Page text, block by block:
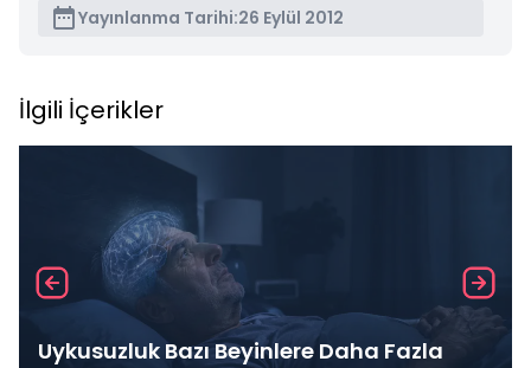
Yayınlanma Tarihi:26 Eylül 2012
İlgili İçerikler
Uykusuzluk Bazı Beyinlere Daha Fazla